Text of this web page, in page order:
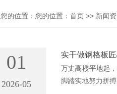
您的位置：您的位置： 首页 >> 新闻
实干做钢格板
万丈高楼平地起
脚踏实地努力拼
01
2026-05